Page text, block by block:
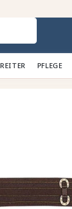
REITER 👕 PFLEGE 🪮